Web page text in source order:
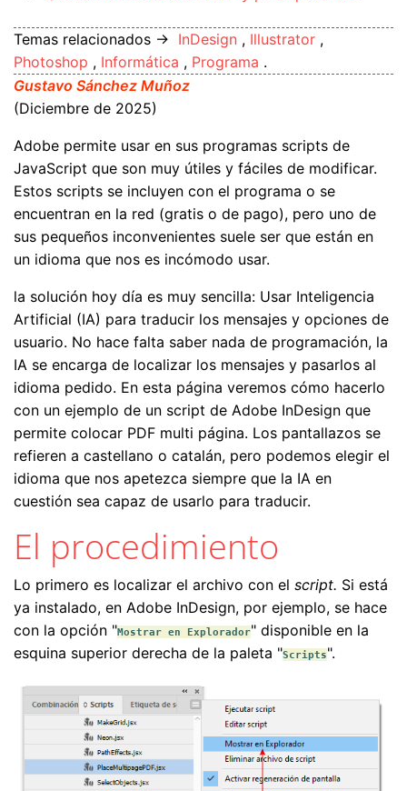
Temas relacionados → InDesign , Illustrator ,
Photoshop , Informática , Programa .
Gustavo Sánchez Muñoz
(Diciembre de 2025)
Adobe permite usar en sus programas scripts de
JavaScript que son muy útiles y fáciles de modificar.
Estos scripts se incluyen con el programa o se
encuentran en la red (gratis o de pago), pero uno de
sus pequeños inconvenientes suele ser que están en
un idioma que nos es incómodo usar.
la solución hoy día es muy sencilla: Usar Inteligencia
Artificial (IA) para traducir los mensajes y opciones de
usuario. No hace falta saber nada de programación, la
IA se encarga de localizar los mensajes y pasarlos al
idioma pedido. En esta página veremos cómo hacerlo
con un ejemplo de un script de Adobe InDesign que
permite colocar PDF multi página. Los pantallazos se
refieren a castellano o catalán, pero podemos elegir el
idioma que nos apetezca siempre que la IA en
cuestión sea capaz de usarlo para traducir.
El procedimiento
Lo primero es localizar el archivo con el script. Si está
ya instalado, en Adobe InDesign, por ejemplo, se hace
con la opción "Mostrar en Explorador" disponible en la
esquina superior derecha de la paleta "Scripts".